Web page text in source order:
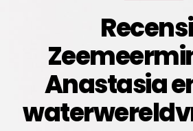
Anastasia